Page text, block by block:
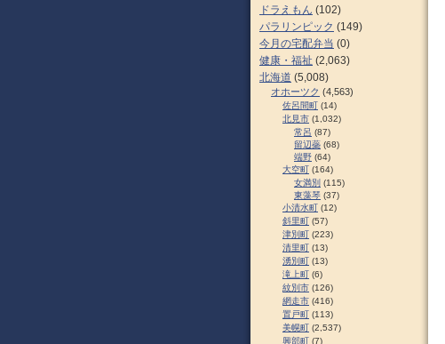
ドラえもん (102)
パラリンピック (149)
今月の宅配弁当 (0)
健康・福祉 (2,063)
北海道 (5,008)
オホーツク (4,563)
佐呂間町 (14)
北見市 (1,032)
常呂 (87)
留辺蘂 (68)
端野 (64)
大空町 (164)
女満別 (115)
東藻琴 (37)
小清水町 (12)
斜里町 (57)
津別町 (223)
清里町 (13)
湧別町 (13)
滝上町 (6)
紋別市 (126)
網走市 (416)
置戸町 (113)
美幌町 (2,537)
興部町 (7)